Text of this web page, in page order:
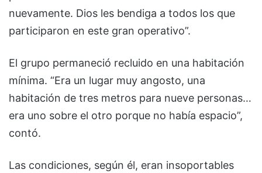
nuevamente. Dios les bendiga a todos los que
participaron en este gran operativo”.
El grupo permaneció recluido en una habitación
mínima. “Era un lugar muy angosto, una
habitación de tres metros para nueve personas…
era uno sobre el otro porque no había espacio”,
contó.
Las condiciones, según él, eran insoportables